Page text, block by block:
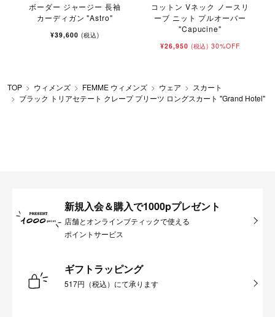
ボーダー ジャージー 長袖
カーディガン "Astro"
¥39,600 (税込)
コットン Vネック ノースリ
ーブ ニット プルオーバー
"Capucine"
¥26,950 (税込) 30%OFF
TOP ウィメンズ FEMME ウィメンズ ウェア
スカート
ブラック トリアセテート クレープ プリーツ ロングスカート "Grand Hotel"
新規入会＆購入で1000pプレゼント
店舗とオンラインブティックで使える
ポイントサービス
ギフトラッピング
517円（税込）にて承ります